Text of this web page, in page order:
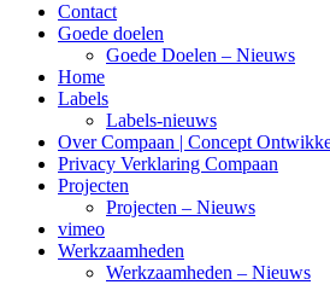
Contact
Goede doelen
Goede Doelen – Nieuws
Home
Labels
Labels-nieuws
Over Compaan | Concept
Privacy Verklaring Compaan
Projecten
Projecten – Nieuws
vimeo
Werkzaamheden
Werkzaamheden – Nieuws